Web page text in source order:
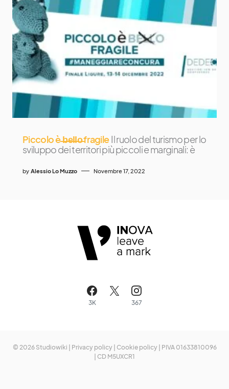
Piccolo è ̶b̶e̶l̶l̶o̶ fragileIl ruolo del turismo per lo
sviluppo dei territori più piccoli e marginali: è
by Alessio Lo Muzzo Novembre 17, 2022
3K 367
© 2026 Studiowiki | Privacy policy| Cookie policy| PIVA 01633810096
| CD M5UXCR1